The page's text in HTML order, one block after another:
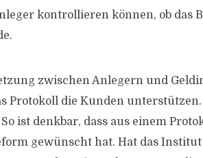
kontrollieren können, ob das
zwischen Anlegern und
Protokoll die Kunden unterstützen.
ist denkbar, dass aus einem
gewünscht hat. Hat das